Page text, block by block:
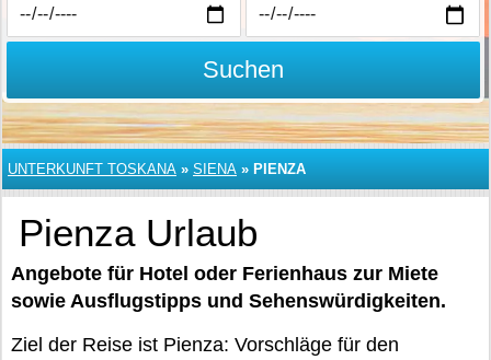
Suchen
UNTERKUNFT TOSKANA » SIENA » PIENZA
Pienza Urlaub
Angebote für Hotel oder Ferienhaus zur Miete
sowie Ausflugstipps und Sehenswürdigkeiten.
Ziel der Reise ist Pienza: Vorschläge für den